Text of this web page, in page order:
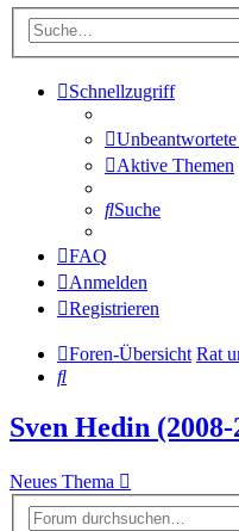
Schnellzugriff
Aktive Themen
Suche
FAQ
Anmelden
Registrieren
Foren-Übersicht Rat
Suche
Sven Hedin (2008-
Neues Thema